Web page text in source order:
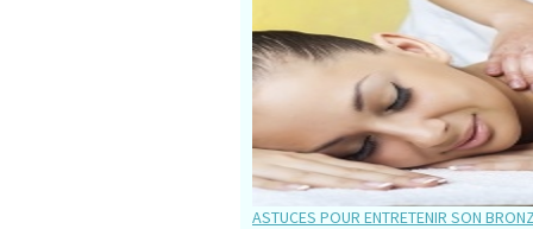
ASTUCES POUR ENTRETENIR SON